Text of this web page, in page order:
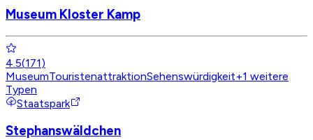
Museum Kloster Kamp
4.5(171)
MuseumTouristenattraktionSehenswürdigkeit+1 weitere
Typen
Staatspark
Stephanswäldchen